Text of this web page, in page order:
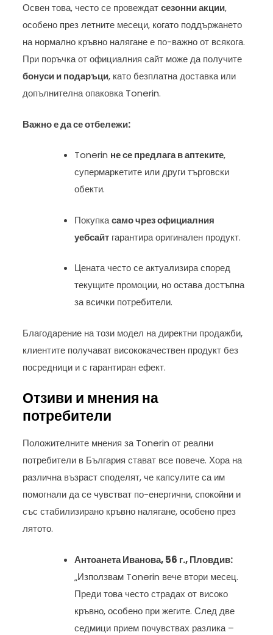
Освен това, често се провеждатсезонни акции,
особено през летните месеци, когато поддържането
на нормално кръвно налягане е по-важно от всякога.
При поръчка от официалния сайт може да получите
бонуси и подаръци, като безплатна доставка или
допълнителна опаковка Tonerin.
Важно е да се отбележи:
Tonerin не се предлага в аптеките,
супермаркетите или други търговски
обекти.
Покупкасамо чрез официалния
уебсайт гарантира оригинален продукт.
Цената често се актуализира според
текущите промоции, но остава достъпна
за всички потребители.
Благодарение на този модел на директни продажби,
клиентите получават висококачествен продукт без
посредници и с гарантиран ефект.
Отзиви и мнения на
потребители
Положителните мнения за Tonerin от реални
потребители в България стават все повече. Хора на
различна възраст споделят, че капсулите са им
помогнали да се чувстват по-енергични, спокойни и
със стабилизирано кръвно налягане, особено през
лятото.
Антоанета Иванова, 56 г., Пловдив:
„Използвам Tonerin вече втори месец.
Преди това често страдах от високо
кръвно, особено при жегите. След две
седмици прием почувствах разлика –